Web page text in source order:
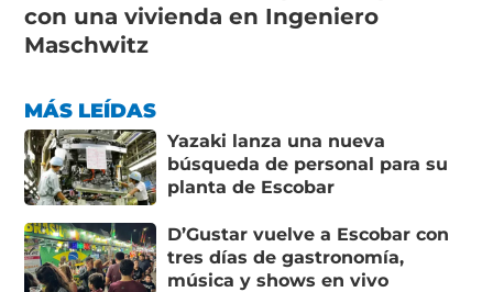
con una vivienda en Ingeniero
Maschwitz
MÁS LEÍDAS
Yazaki lanza una nueva
búsqueda de personal para su
planta de Escobar
D’Gustar vuelve a Escobar con
tres días de gastronomía,
música y shows en vivo